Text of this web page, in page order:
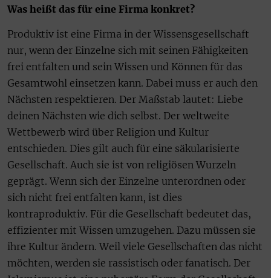
Was heißt das für eine Firma konkret?
Produktiv ist eine Firma in der Wissensgesellschaft
nur, wenn der Einzelne sich mit seinen Fähigkeiten
frei entfalten und sein Wissen und Können für das
Gesamtwohl einsetzen kann. Dabei muss er auch den
Nächsten respektieren. Der Maßstab lautet: Liebe
deinen Nächsten wie dich selbst. Der weltweite
Wettbewerb wird über Religion und Kultur
entschieden. Dies gilt auch für eine säkularisierte
Gesellschaft. Auch sie ist von religiösen Wurzeln
geprägt. Wenn sich der Einzelne unterordnen oder
sich nicht frei entfalten kann, ist dies
kontraproduktiv. Für die Gesellschaft bedeutet das,
effizienter mit Wissen umzugehen. Dazu müssen sie
ihre Kultur ändern. Weil viele Gesellschaften das nicht
möchten, werden sie rassistisch oder fanatisch. Der